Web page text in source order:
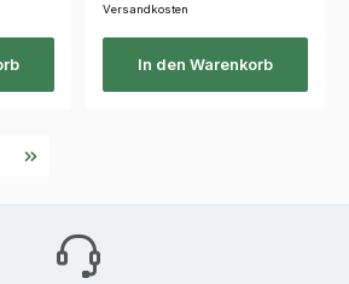
Versandkosten
In den Warenkorb